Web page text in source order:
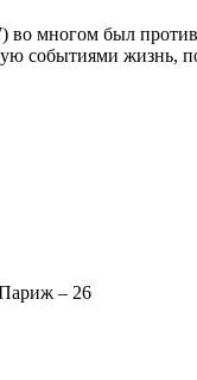
многом был
событиями жизнь,
– 26